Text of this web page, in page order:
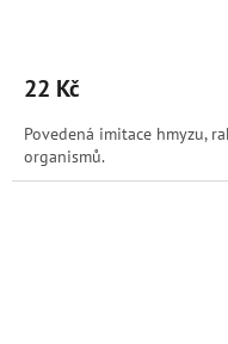
22 Kč
Povedená imitace hmyzu,
organismů.